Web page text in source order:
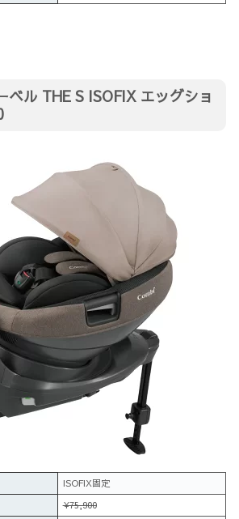
ベル THE S ISOFIX エッグショ
ISOFIX固定
¥75,900